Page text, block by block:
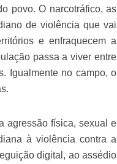
povo. O narcotráfico, as
de violência que vai
e enfraquecem a
passa a viver entre
Igualmente no campo, o
agressão física, sexual e
à violência contra a
digital, ao assédio